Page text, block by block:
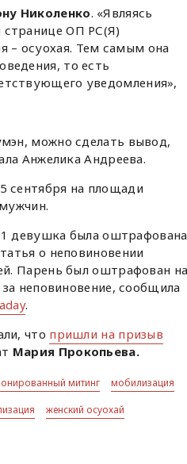
Николенко. «Являясь
странице ОП РС(Я)
– осуохая. Тем самым она
то есть
уведомления»,
можно сделать вывод,
Анжелика Андреева.
сентября на площади
девушка была оштрафована
о неповиновении
Парень был оштрафован
неповиновение, сообщила
.
что пришли на призыв
Мария Прокопьева.
митинг
мобилизация
женский осуохай